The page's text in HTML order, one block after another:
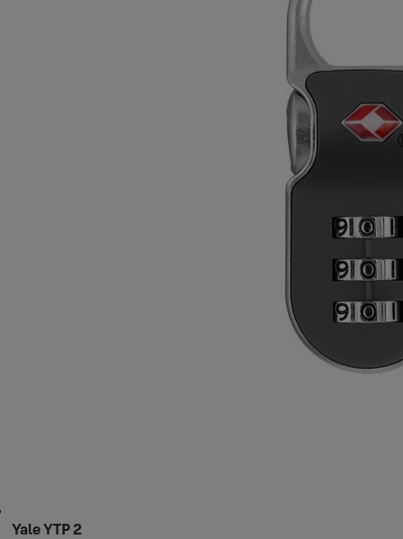
Yale YTP 2